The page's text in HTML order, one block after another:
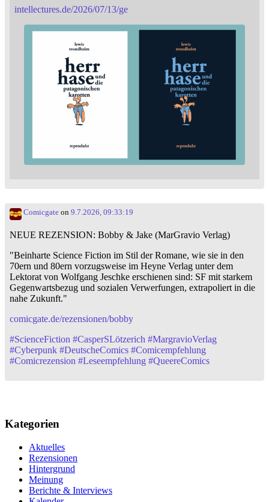
intellectures.de/2026/07/13/ge
Comicgate on 9.7.2026, 09:33:19
NEUE REZENSION: Bobby & Jake (MarGravio Verlag)
"Beinharte Science Fiction im Stil der Romane, wie sie in den
70ern und 80ern vorzugsweise im Heyne Verlag unter dem
Lektorat von Wolfgang Jeschke erschienen sind: SF mit starkem
Gegenwartsbezug und sozialen Verwerfungen, extrapoliert in die
nahe Zukunft."
comicgate.de/rezensionen/bobby
#ScienceFiction #CasperSLötzerich #MargravioVerlag
#Cyberpunk #DeutscheComics #Comicempfehlung
#Comicrezension #Leseempfehlung #QueereComics
Kategorien
Aktuelles
Rezensionen
Hintergrund
Meinung
Berichte & Interviews